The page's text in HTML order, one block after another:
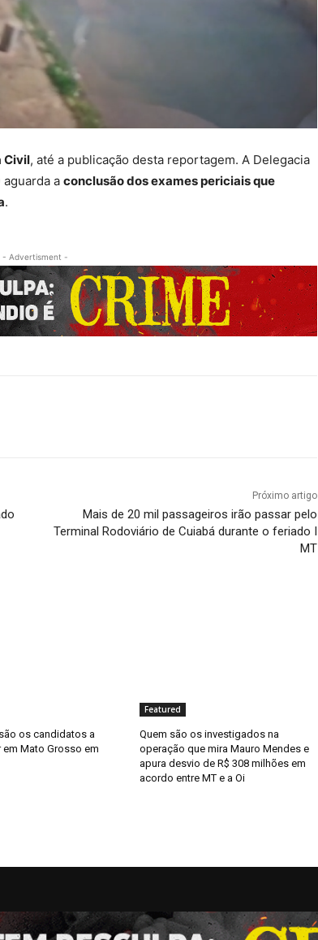
Civil, até a publicação desta reportagem. A Delegacia
a conclusão dos exames periciais que
.
- Advertisment -
Próximo artigo
Mais de 20 mil passageiros irão passar pelo
Terminal Rodoviário de Cuiabá durante o feriado I
MT
os candidatos a
Mato Grosso em
Featured
Quem são os investigados na
operação que mira Mauro Mendes e
apura desvio de R$ 308 milhões em
acordo entre MT e a Oi